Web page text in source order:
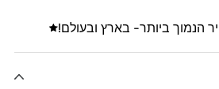
הנמוך ביותר- בארץ ובעולם!